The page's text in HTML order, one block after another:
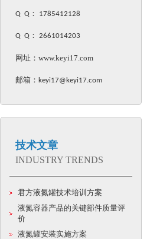
Q Q ： 1785412128
Q Q ： 2661014203
网址： www.keyi17.com
邮箱： keyi17@keyi17.com
技术文章
INDUSTRY TRENDS
君方液氮罐技术培训方案
液氮容器产品的关键部件质量评
价
液氮罐安装实施方案